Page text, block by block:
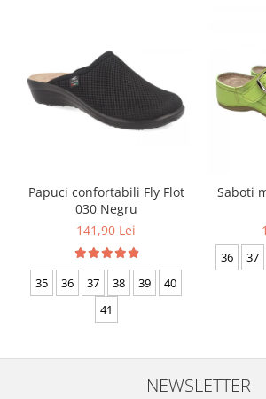
Papuci confortabili Fly Flot
030 Negru
141,90 Lei
35 36 37 38 39
40
41
Saboti
36 37
NEWSLETTER